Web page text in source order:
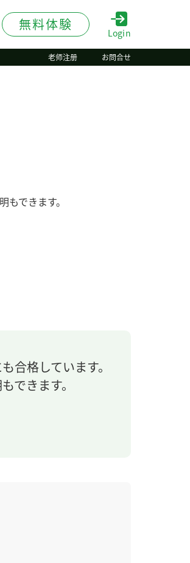
無料体験
Login
老师注册 お問合せ
できます。
合格しています。
できます。